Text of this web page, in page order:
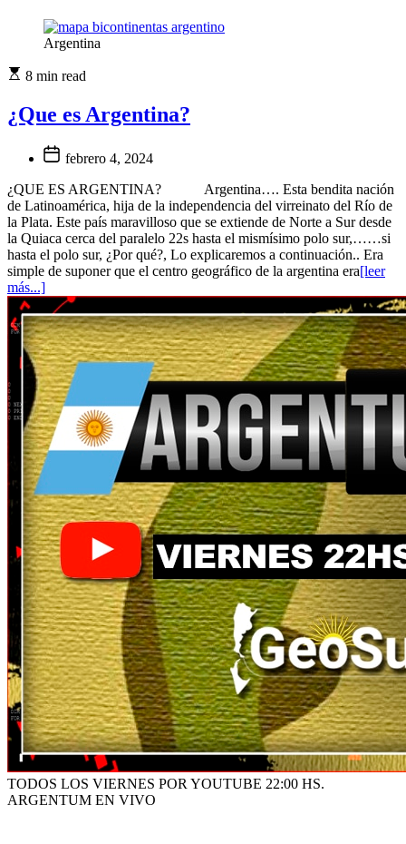
Argentina
8 min read
¿Que es Argentina?
febrero 4, 2024
¿QUE ES ARGENTINA? Argentina…. Esta bendita nación
de Latinoamérica, hija de la independencia del virreinato del Río de
la Plata. Este país maravilloso que se extiende de Norte a Sur desde
la Quiaca cerca del paralelo 22s hasta el mismísimo polo sur,……si
hasta el polo sur, ¿Por qué?, Lo explicaremos a continuación.. Era
simple de suponer que el centro geográfico de la argentina era[leer
más...]
TODOS LOS VIERNES POR YOUTUBE 22:00 HS.
ARGENTUM EN VIVO